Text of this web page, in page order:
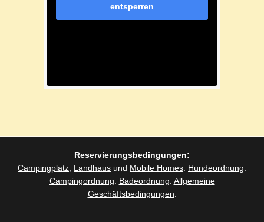
entsperren
Reservierungsbedingungen:
Campingplatz Landhaus und Mobile Homes Hundeordnung
Campingordnung
Badeordnung Allgemeine
Geschäftsbedingungen